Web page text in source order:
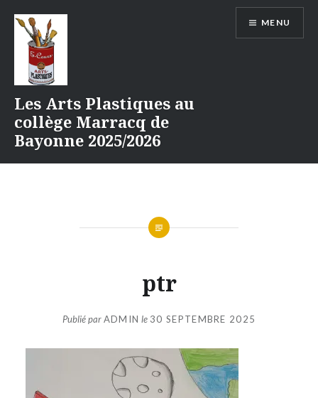
contenu
Les Arts Plastiques au
collège Marracq de
Bayonne 2025/2026
MENU
ptr
Publié parADMIN le 30 SEPTEMBRE 2025